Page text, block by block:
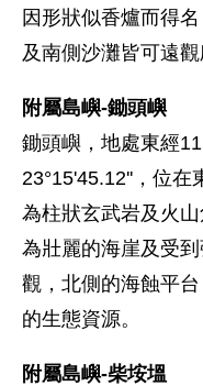
因形狀似香爐而得
及南側沙灘皆可遠觀
附屬島嶼-鋤頭嶼
鋤頭嶼，地處東經
23°15'45.12''，位在
為柱狀玄武岩及火
為壯麗的海崖及受
觀，北側的海蝕平
的生態資源。
附屬島嶼-柴垵塭